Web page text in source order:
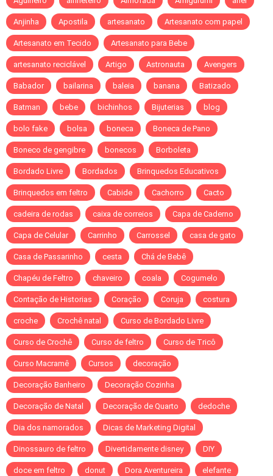
Anjinha Apostila artesanato Artesanato com papel
Artesanato em Tecido Artesanato para Bebe
artesanato reciclável Artigo Astronauta Avengers
Babador bailarina baleia banana Batizado
Batman bebe bichinhos Bijuterias blog
bolo fake bolsa boneca Boneca de Pano
Boneco de gengibre bonecos Borboleta
Bordado Livre Bordados Brinquedos Educativos
Brinquedos em feltro Cabide Cachorro Cacto
cadeira de rodas caixa de correios Capa de Caderno
Capa de Celular Carrinho Carrossel casa de gato
Casa de Passarinho cesta Chá de Bebê
Chapéu de Feltro chaveiro coala Cogumelo
Contação de Historias Coração Coruja costura
croche Crochê natal Curso de Bordado Livre
Curso de Crochê Curso de feltro Curso de Tricô
Curso Macramê Cursos decoração
Decoração Banheiro Decoração Cozinha
Decoração de Natal Decoração de Quarto dedoche
Dia dos namorados Dicas de Marketing Digital
Dinossauro de feltro Divertidamente disney DIY
doce em feltro donut Dora Aventureira elefante